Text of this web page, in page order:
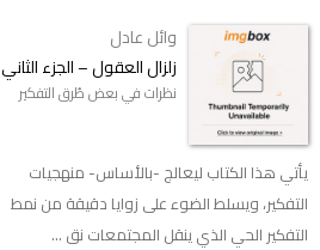
وائل عادل
زلزال العقول – الجزء الثاني
نظرات في بعض طُرق التفكير
يأتي هذا الكتاب ليعالج -بالأساس- منهجيات
التفكير، ويسلط الضوء على زوايا دقيقة من نمط
التفكير الحي الذي ينقل المجتمعات نق ...